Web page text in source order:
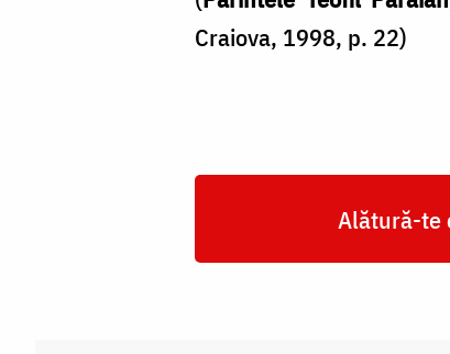
Craiova, 1998, p. 22)
Alătură-te